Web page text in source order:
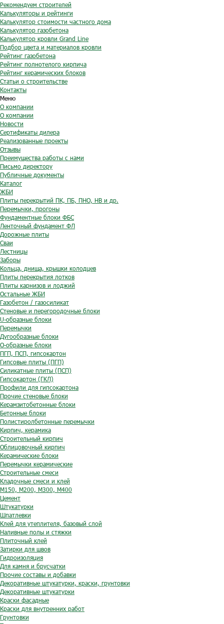
Рекомендуем строителей
Калькуляторы и рейтинги
Калькулятор стоимости частного дома
Калькулятор газобетона
Калькулятор кровли Grand Line
Подбор цвета и материалов кровли
Рейтинг газобетона
Рейтинг полнотелого кирпича
Рейтинг керамических блоков
Статьи о строительстве
Контакты
Меню
О компании
О компании
Новости
Сертификаты дилера
Реализованные проекты
Отзывы
Преимущества работы с нами
Письмо директору
Публичные документы
Каталог
ЖБИ
Плиты перекрытий ПК, ПБ, ПНО, НВ и др.
Перемычки, прогоны
Фундаментные блоки ФБС
Ленточный фундамент ФЛ
Дорожные плиты
Сваи
Лестницы
Заборы
Кольца, днища, крышки колодцев
Плиты перекрытия лотков
Плиты карнизов и лоджий
Остальные ЖБИ
Газобетон / газосиликат
Стеновые и перегородочные блоки
U-образные блоки
Перемычки
Дугообразные блоки
O-образные блоки
ПГП, ПСП, гипсокартон
Гипсовые плиты (ПГП)
Силикатные плиты (ПСП)
Гипсокартон (ГКЛ)
Профили для гипсокартона
Прочие стеновые блоки
Керамзитобетонные блоки
Бетонные блоки
Полистиролбетонные перемычки
Кирпич, керамика
Строительный кирпич
Облицовочный кирпич
Керамические блоки
Перемычки керамические
Строительные смеси
Кладочные смеси и клей
М150, М200, М300, М400
Цемент
Штукатурки
Шпатлевки
Клей для утеплителя, базовый слой
Наливные полы и стяжки
Плиточный клей
Затирки для швов
Гидроизоляция
Для камня и брусчатки
Прочие составы и добавки
Декоративные штукатурки, краски, грунтовки
Декоративные штукатурки
Краски фасадные
Краски для внутренних работ
Грунтовки